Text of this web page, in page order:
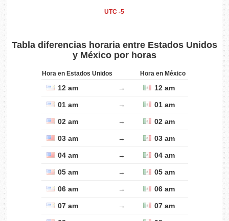
UTC -5
Tabla diferencias horaria entre Estados Unidos
y México por horas
Hora en Estados Unidos Hora en México
12 am → 12 am
01 am → 01 am
02 am → 02 am
03 am → 03 am
04 am → 04 am
05 am → 05 am
06 am → 06 am
07 am → 07 am